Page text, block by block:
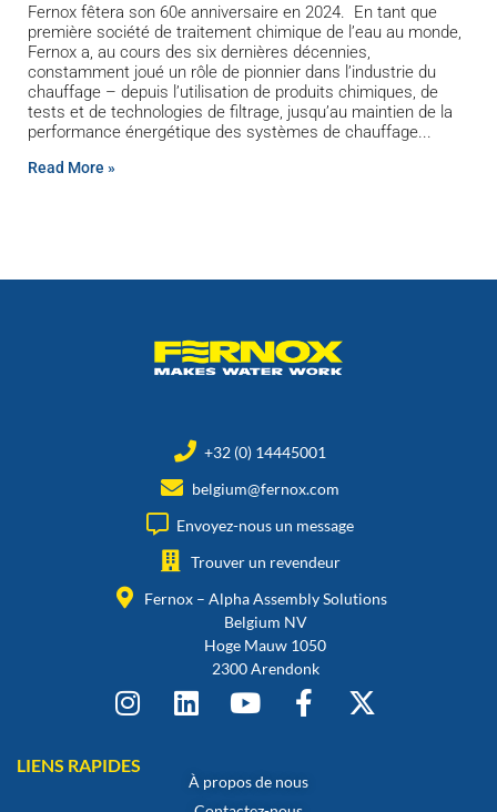
Fernox fêtera son 60e anniversaire en 2024. En tant que
première société de traitement chimique de l’eau au monde,
Fernox a, au cours des six dernières décennies,
constamment joué un rôle de pionnier dans l’industrie du
chauffage – depuis l’utilisation de produits chimiques, de
tests et de technologies de filtrage, jusqu’au maintien de la
performance énergétique des systèmes de chauffage
Read More »
+32 (0) 14445001
belgium@fernox.com
Envoyez-nous un message
Trouver un revendeur
Fernox – Alpha Assembly Solutions
Belgium NV
Hoge Mauw 1050
2300 Arendonk
LIENS RAPIDES
À propos de nous